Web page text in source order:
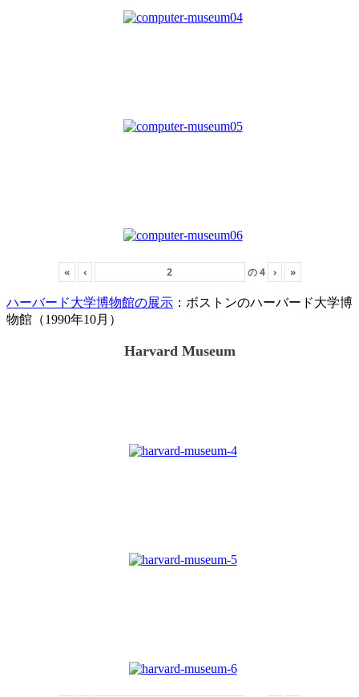
« ‹ の4 › »
ハーバード大学博物館の展示 ：ボストンのハーバード大学博
物館（1990年10月）
Harvard Museum